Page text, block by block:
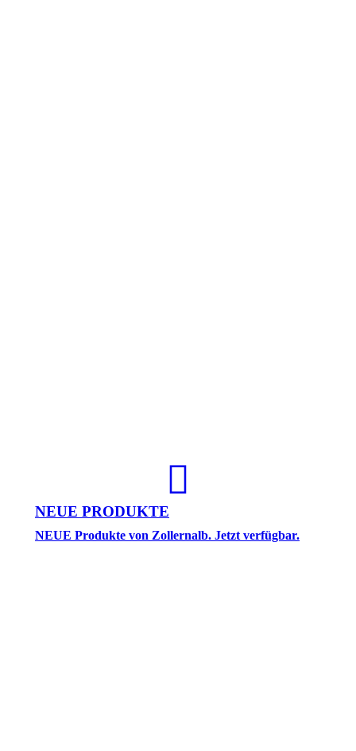
NEUE PRODUKTE
NEUE Produkte von Zollernalb. Jetzt verfügbar.